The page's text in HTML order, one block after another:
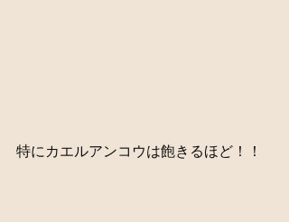
特にカエルアンコウは飽きるほど！！